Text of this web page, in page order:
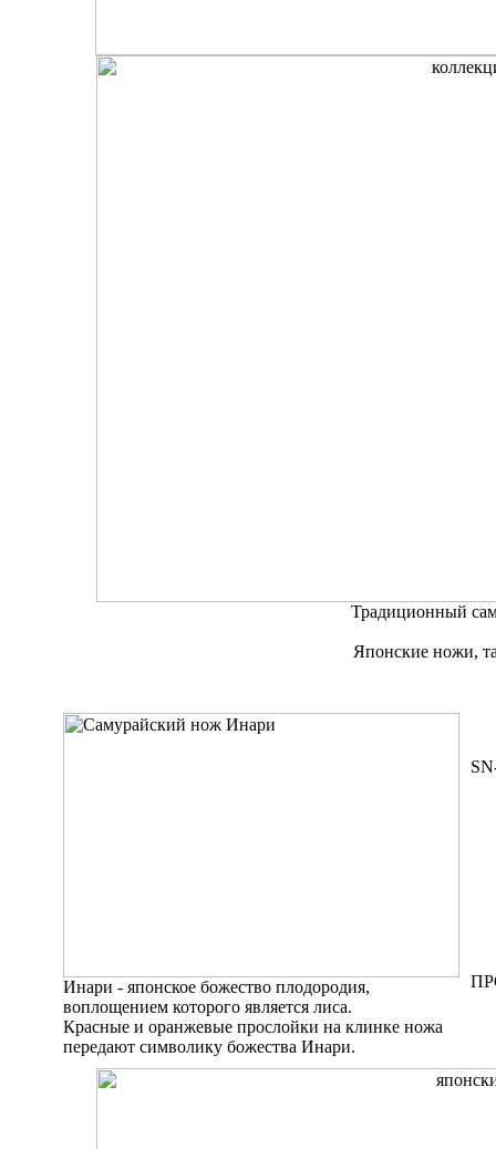
Традиционный
Японские ножи,
Инари - японское божество плодородия,
воплощением которого является лиса.
Красные и оранжевые прослойки на клинке ножа
передают символику божества Инари.